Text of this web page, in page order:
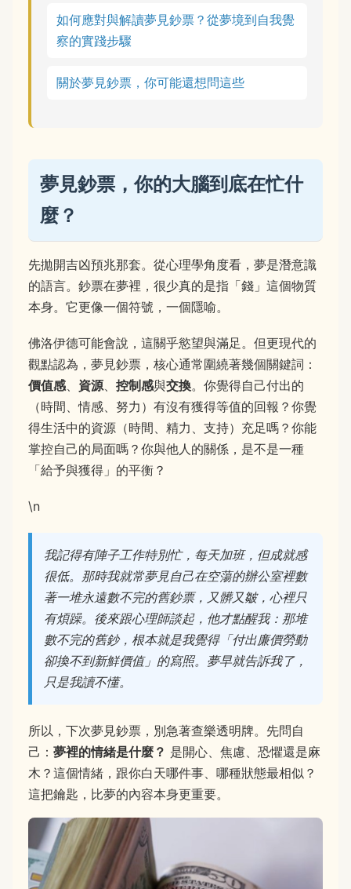
如何應對與解讀夢見鈔票？從夢境到自我覺
察的實踐步驟
關於夢見鈔票，你可能還想問這些
夢見鈔票，你的大腦到底在忙什
麼？
先拋開吉凶預兆那套。從心理學角度看，夢是潛意識
的語言。鈔票在夢裡，很少真的是指「錢」這個物質
本身。它更像一個符號，一個隱喻。
佛洛伊德可能會說，這關乎慾望與滿足。但更現代的
觀點認為，夢見鈔票，核心通常圍繞著幾個關鍵詞：
價值感、 資源、 控制感與交換。你覺得自己付出的
（時間、情感、努力）有沒有獲得等值的回報？你覺
得生活中的資源（時間、精力、支持）充足嗎？你能
掌控自己的局面嗎？你與他人的關係，是不是一種
「給予與獲得」的平衡？
\n
我記得有陣子工作特別忙，每天加班，但成就感
很低。那時我就常夢見自己在空蕩的辦公室裡數
著一堆永遠數不完的舊鈔票，又髒又皺，心裡只
有煩躁。後來跟心理師談起，他才點醒我：那堆
數不完的舊鈔，根本就是我覺得「付出廉價勞動
卻換不到新鮮價值」的寫照。夢早就告訴我了，
只是我讀不懂。
所以，下次夢見鈔票，別急著查樂透明牌。先問自
己： 夢裡的情緒是什麼？ 是開心、焦慮、恐懼還是麻
木？這個情緒，跟你白天哪件事、哪種狀態最相似？
這把鑰匙，比夢的內容本身更重要。